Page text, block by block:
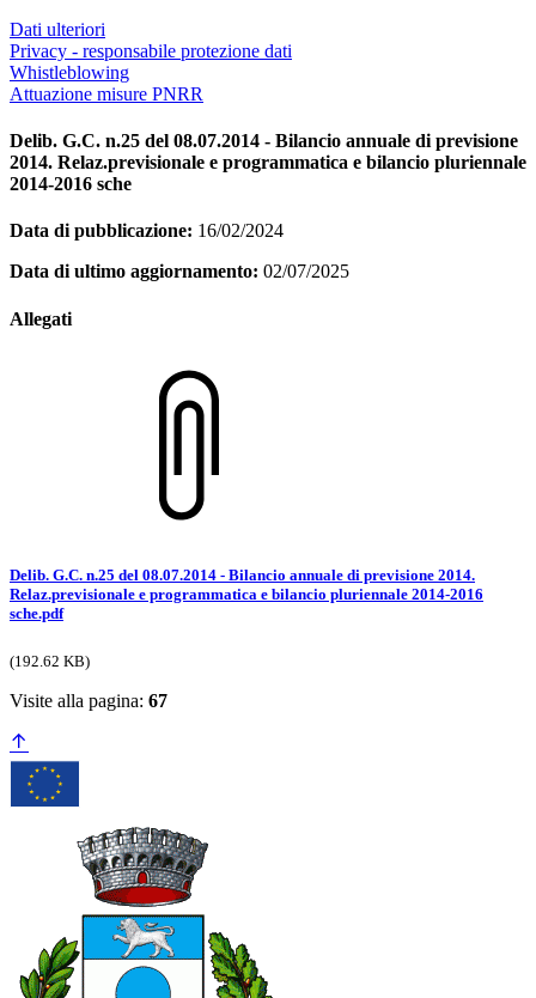
Dati ulteriori
Privacy - responsabile protezione dati
Whistleblowing
Attuazione misure PNRR
Delib. G.C. n.25 del 08.07.2014 - Bilancio annuale di previsione
2014. Relaz.previsionale e programmatica e bilancio pluriennale
2014-2016 sche
Data di pubblicazione: 16/02/2024
Data di ultimo aggiornamento: 02/07/2025
Allegati
Delib. G.C. n.25 del 08.07.2014 - Bilancio annuale di previsione 2014.
Relaz.previsionale e programmatica e bilancio pluriennale 2014-2016
sche.pdf
(192.62 KB)
Visite alla pagina: 67